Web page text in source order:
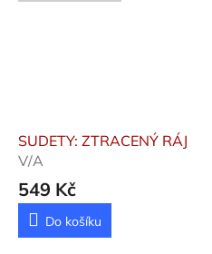
SUDETY: ZTRACENÝ RÁJ
V/A
549 Kč
Do košíku